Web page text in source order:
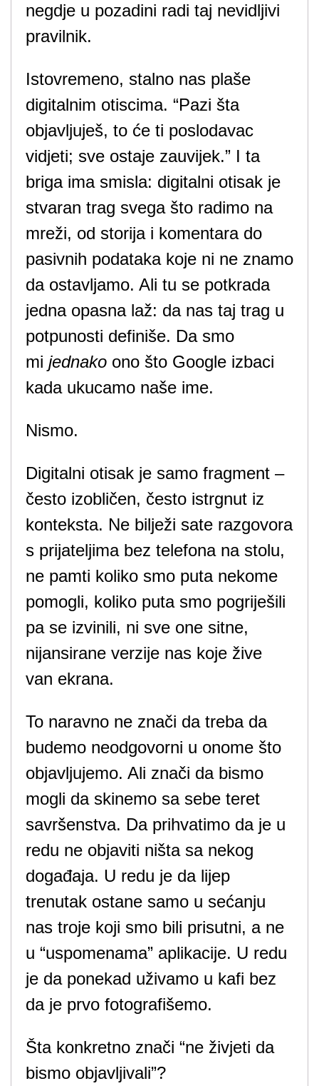
negdje u pozadini radi taj nevidljivi
pravilnik.
Istovremeno, stalno nas plaše
digitalnim otiscima. “Pazi šta
objavljuješ, to će ti poslodavac
vidjeti; sve ostaje zauvijek.” I ta
briga ima smisla: digitalni otisak je
stvaran trag svega što radimo na
mreži, od storija i komentara do
pasivnih podataka koje ni ne znamo
da ostavljamo. Ali tu se potkrada
jedna opasna laž: da nas taj trag u
potpunosti definiše. Da smo
mi jednako ono što Google izbaci
kada ukucamo naše ime.
Nismo.
Digitalni otisak je samo fragment –
često izobličen, često istrgnut iz
konteksta. Ne bilježi sate razgovora
s prijateljima bez telefona na stolu,
ne pamti koliko smo puta nekome
pomogli, koliko puta smo pogriješili
pa se izvinili, ni sve one sitne,
nijansirane verzije nas koje žive
van ekrana.
To naravno ne znači da treba da
budemo neodgovorni u onome što
objavljujemo. Ali znači da bismo
mogli da skinemo sa sebe teret
savršenstva. Da prihvatimo da je u
redu ne objaviti ništa sa nekog
događaja. U redu je da lijep
trenutak ostane samo u sećanju
nas troje koji smo bili prisutni, a ne
u “uspomenama” aplikacije. U redu
je da ponekad uživamo u kafi bez
da je prvo fotografišemo.
Šta konkretno znači “ne živjeti da
bismo objavljivali”?